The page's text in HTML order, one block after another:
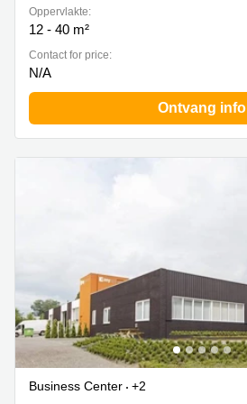
Oppervlakte:
12 - 40 m²
Contact for price:
N/A
Ontvang info
Business Center
+2